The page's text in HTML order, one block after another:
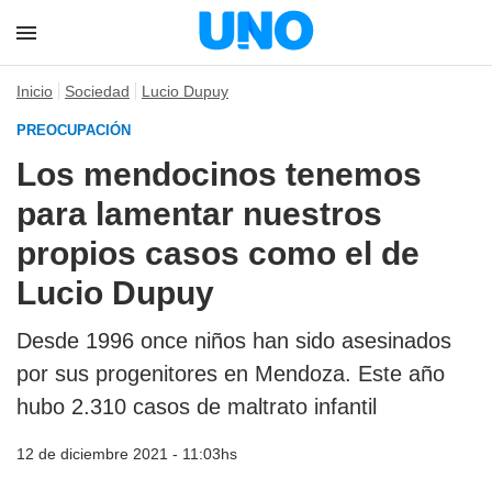
Inicio Sociedad Lucio Dupuy
PREOCUPACIÓN
Los mendocinos tenemos
para lamentar nuestros
propios casos como el de
Lucio Dupuy
Desde 1996 once niños han sido asesinados
por sus progenitores en Mendoza. Este año
hubo 2.310 casos de maltrato infantil
12 de diciembre 2021 - 11:03hs